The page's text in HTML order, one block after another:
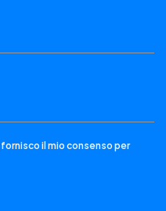
fornisco il mio consenso per